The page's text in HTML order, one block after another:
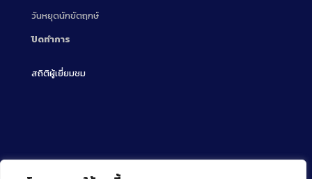
วันหยุดนักขัตฤกษ์
ปิดทำการ
สถิติผู้เยี่ยมชม